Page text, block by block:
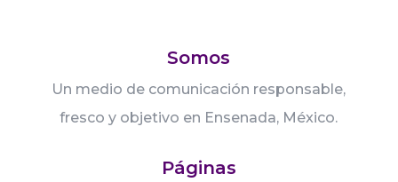
Somos
Un medio de comunicación responsable,
fresco y objetivo en Ensenada, México.
Páginas